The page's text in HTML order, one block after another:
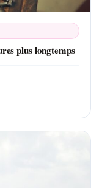
plus longtemps